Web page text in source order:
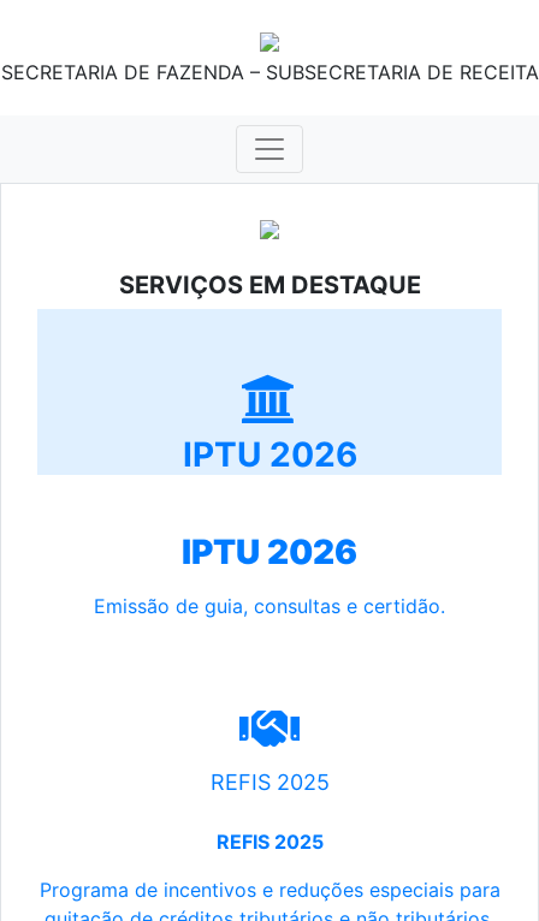
SECRETARIA DE FAZENDA – SUBSECRETARIA DE RECEITA
SERVIÇOS EM DESTAQUE
IPTU 2026
IPTU 2026
Emissão de guia, consultas e certidão.
REFIS 2025
REFIS 2025
Programa de incentivos e reduções especiais para